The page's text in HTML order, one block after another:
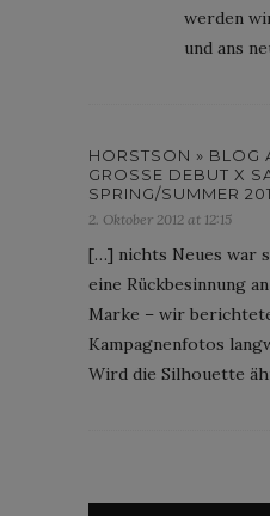
werden
und ans
HORSTSON » BLOG
GROSSE DEBUT X
PRING/SUMMER 2013
2. Oktober 2012 at 12:15
[…] nichts Neues war
eine Rückbesinnung
Marke – wir
Kampagnenfotos
Wird die Silhouette